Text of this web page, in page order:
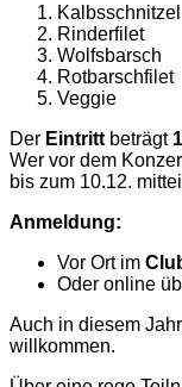
Rinderfilet
Wolfsbarsch
Rotbarschfilet
Veggie
Der Eintritt beträgt
Wer vor dem
bis zum 10.12.
Anmeldung:
Vor Ort im
Oder online
Auch in diesem
willkommen.